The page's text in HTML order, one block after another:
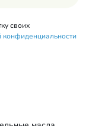
своих
конфиденциальности